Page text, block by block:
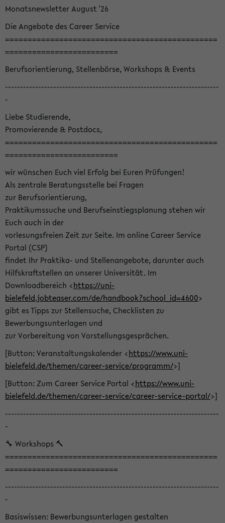
Monatsnewsletter August '26
Die Angebote des Career Service
===============================================
=========================
Berufsorientierung, Stellenbörse, Workshops & Events
-----------------------------------------------------------------------
-
Liebe Studierende,
Promovierende & Postdocs,
===============================================
=========================
wir wünschen Euch viel Erfolg bei Euren Prüfungen!
Als zentrale Beratungsstelle bei Fragen
zur Berufsorientierung,
Praktikumssuche und Berufseinstiegsplanung stehen wir
Euch auch in der
vorlesungsfreien Zeit zur Seite. Im online Career Service
Portal (CSP)
findet Ihr Praktika- und Stellenangebote, darunter auch
Hilfskraftstellen an unserer Universität. Im
Downloadbereich <https://uni-
bielefeld.jobteaser.com/de/handbook?school_id=4600>
gibt es Tipps zur Stellensuche, Checklisten zu
Bewerbungsunterlagen und
zur Vorbereitung von Vorstellungsgesprächen.
[Button: Veranstaltungskalender <https://www.uni-
bielefeld.de/themen/career-service/programm/>]
[Button: Zum Career Service Portal <https://www.uni-
bielefeld.de/themen/career-service/career-service-portal/>]
-----------------------------------------------------------------------
-
🔧 Workshops 🔨
===============================================
=========================
-----------------------------------------------------------------------
-
Basiswissen: Bewerbungsunterlagen gestalten